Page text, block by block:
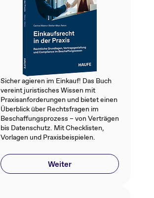
Sicher agieren im Einkauf! Das Buch
vereint juristisches Wissen mit
Praxisanforderungen und bietet einen
Überblick über Rechtsfragen im
Beschaffungsprozess – von Verträgen
bis Datenschutz. Mit Checklisten,
Vorlagen und Praxisbeispielen.
Weiter